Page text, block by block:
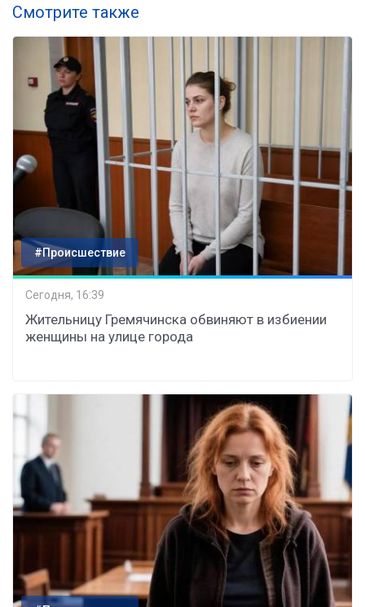
Смотрите также
#Происшествие
Сегодня, 16:39
Жительницу Гремячинска обвиняют в избиении
женщины на улице города